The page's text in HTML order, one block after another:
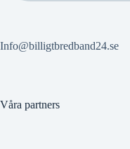
Info@billigtbredband24.se
Våra partners